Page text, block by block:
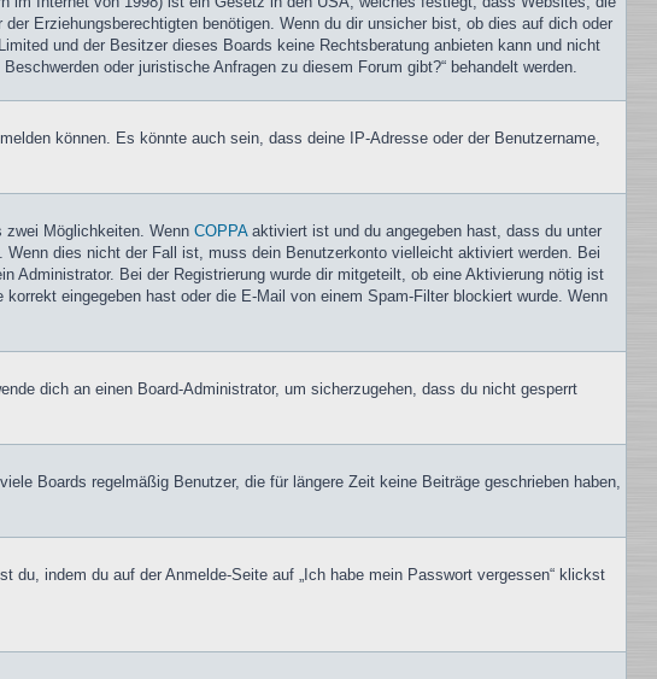
Erziehungsberechtigten benötigen. Wenn du dir unsicher bist, ob dies auf dich oder
und der Besitzer dieses Boards keine Rechtsberatung anbieten kann und nicht
oder juristische Anfragen zu diesem Forum gibt?“ behandelt werden.
können. Es könnte auch sein, dass deine IP-Adresse oder der Benutzername,
zwei Möglichkeiten. Wenn COPPAaktiviert ist und du angegeben hast, dass du unter
dies nicht der Fall ist, muss dein Benutzerkonto vielleicht aktiviert werden. Bei
Administrator. Bei der Registrierung wurde dir mitgeteilt, ob eine Aktivierung nötig ist
eingegeben hast oder die E-Mail von einem Spam-Filter blockiert wurde. Wenn
dich an einen Board-Administrator, um sicherzugehen, dass du nicht gesperrt
Boards regelmäßig Benutzer, die für längere Zeit keine Beiträge geschrieben haben,
indem du auf der Anmelde-Seite auf „Ich habe mein Passwort vergessen“ klickst